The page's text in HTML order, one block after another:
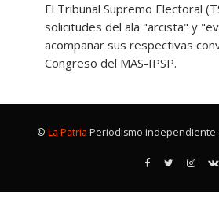
El Tribunal Supremo Electoral
solicitudes del ala "arcista" y
acompañar sus respectivas
Congreso del MAS-IPSP.
© La Patria Periodismo independiente